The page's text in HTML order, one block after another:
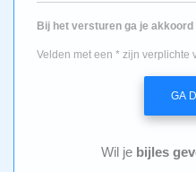
Bij het versturen ga je akkoord
Velden met een * zijn verplichte
GA
Wil je bijles